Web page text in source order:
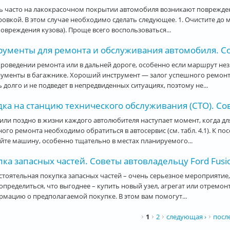
часто на лакокрасочном покрытии автомобиля возникают
В этом случае необходимо сделать следующее. 1. Очистите
кузова). Проще всего воспользоваться...
для ремонта и обслуживания автомобиля.
ремонта или в дальней дороге, особенно если маршрут
в багажнике. Хороший инструмент — залог успешного
долго и не подведет в непредвиденных ситуациях, поэтому не...
на станцию технического обслуживания (СТО).
поздно в жизни каждого автолюбителя наступает момент, когда
ремонта необходимо обратиться в автосервис (см. табл. 4.1). К
машину, особенно тщательно в местах планируемого...
запасных частей. Советы автовладельцу Ford
покупка запасных частей – очень серьезное
что выгоднее – купить новый узел, агрегат или
о предполагаемой покупке. В этом вам помогут...
1 2 следующая ›